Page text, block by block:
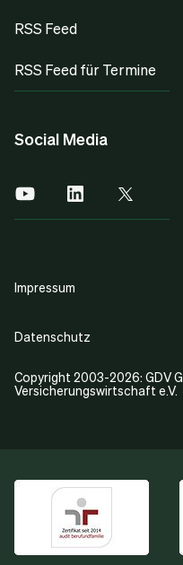
RSS Feed
RSS Feed für Termine
Social Media
Copyright 2003-2026: GDV
Versicherungswirtschaft e.V.
Impressum
Datenschutz